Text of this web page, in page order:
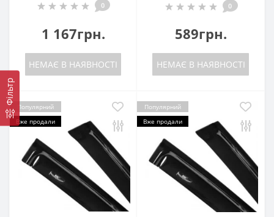
Фільтр
0
1 167грн.
НЕМАЄ В НАЯВНОСТІ
0
589грн.
НЕМАЄ В НАЯВНОСТІ
Популярний
Вже продали
Популярний
Вже продали